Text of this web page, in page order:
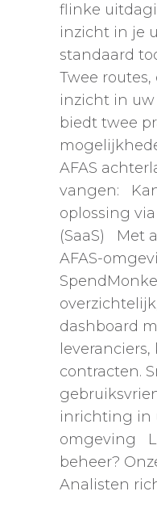
flinke
inzicht in je
standaard
Twee
inzicht in
biedt twee
AFAS
vangen:
oplossing
(SaaS) Met
AFAS-
dashboard
contracten.
inrichting in
omgeving
beheer?
Analisten